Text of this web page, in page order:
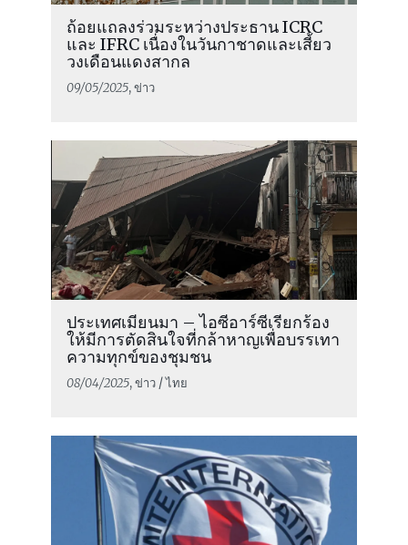
ถ้อยแถลงร่วมระหว่างประธาน ICRC
และ IFRC เนื่องในวันกาชาดและเสี้ยว
วงเดือนแดงสากล
09/05/2025, ข่าว
ประเทศเมียนมา – ไอซีอาร์ซีเรียกร้อง
ให้มีการตัดสินใจที่กล้าหาญเพื่อบรรเทา
ความทุกข์ของชุมชน
08/04/2025, ข่าว / ไทย